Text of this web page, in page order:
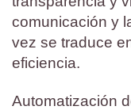
comunicación y
vez se traduce
eficiencia.
Automatización